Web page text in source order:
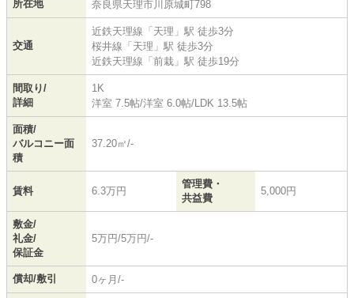
所在地 奈良県天理市 川原城町798
交通
近鉄天理線 「 天理 」駅 徒歩3分
桜井線 「 天理 」駅 徒歩3分
近鉄天理線 「 前栽 」駅 徒歩19分
間取り/
詳細
1K
洋室 7.5帖/洋室 6.0帖/ LDK 13.5帖
面積/
バルコニー面
積
37.20㎡/-
賃料 6.3万円
管理費・
共益費
5,000円
敷金/
礼金/
保証金
5万円/5万円/-
償却/敷引 0ヶ月/-